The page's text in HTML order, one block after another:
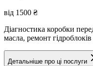
від 1500 ₴
Діагностика коробки
масла, ремонт
Детальніше про ці послуги